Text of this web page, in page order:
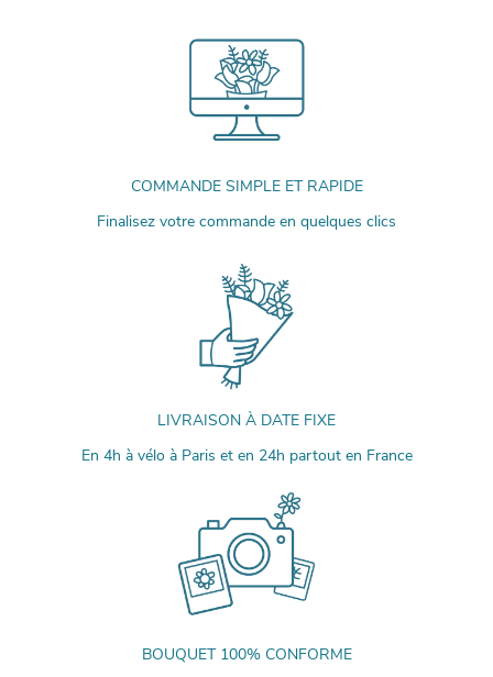
COMMANDE SIMPLE ET RAPIDE
Finalisez votre commande en quelques clics
LIVRAISON À DATE FIXE
En 4h à vélo à Paris et en 24h partout en France
BOUQUET 100% CONFORME